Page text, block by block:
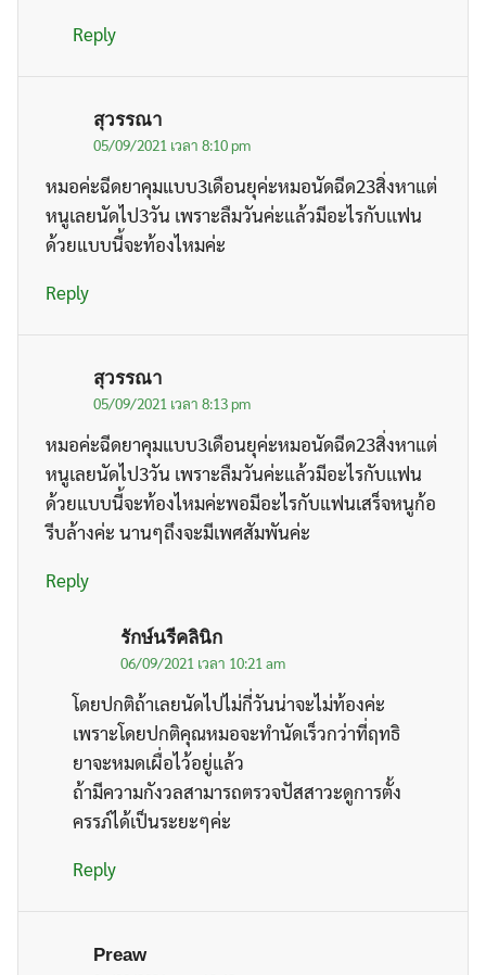
Reply
สุวรรณา
05/09/2021 เวลา 8:10 pm
หมอค่ะฉีดยาคุมแบบ3เดือนยุค่ะหมอนัดฉีด23สิ่งหาแต่
หนูเลยนัดไป3วัน เพราะลืมวันค่ะแล้วมีอะไรกับเเฟน
ด้วยแบบนี้จะท้องไหมค่ะ
Reply
สุวรรณา
05/09/2021 เวลา 8:13 pm
หมอค่ะฉีดยาคุมแบบ3เดือนยุค่ะหมอนัดฉีด23สิ่งหาแต่
หนูเลยนัดไป3วัน เพราะลืมวันค่ะแล้วมีอะไรกับเเฟน
ด้วยแบบนี้จะท้องไหมค่ะพอมีอะไรกับแฟนเสร็จหนูก้อ
รีบล้างค่ะ นานๆถึงจะมีเพศสัมพันค่ะ
Reply
รักษ์นรีคลินิก
06/09/2021 เวลา 10:21 am
โดยปกติถ้าเลยนัดไปไม่กี่วันน่าจะไม่ท้องค่ะ
เพราะโดยปกติคุณหมอจะทำนัดเร็วกว่าที่ฤทธิ
ยาจะหมดเผื่อไว้อยู่แล้ว
ถ้ามีความกังวลสามารถตรวจปัสสาวะดูการตั้ง
ครรภ์ได้เป็นระยะๆค่ะ
Reply
Preaw